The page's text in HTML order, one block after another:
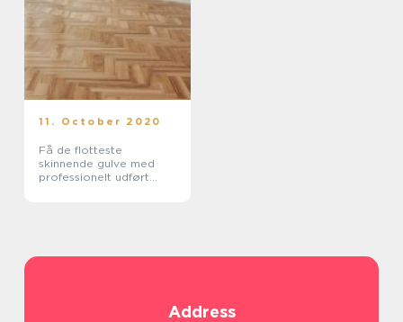
11. October 2020
Få de flotteste
skinnende gulve med
professionelt udført
Address